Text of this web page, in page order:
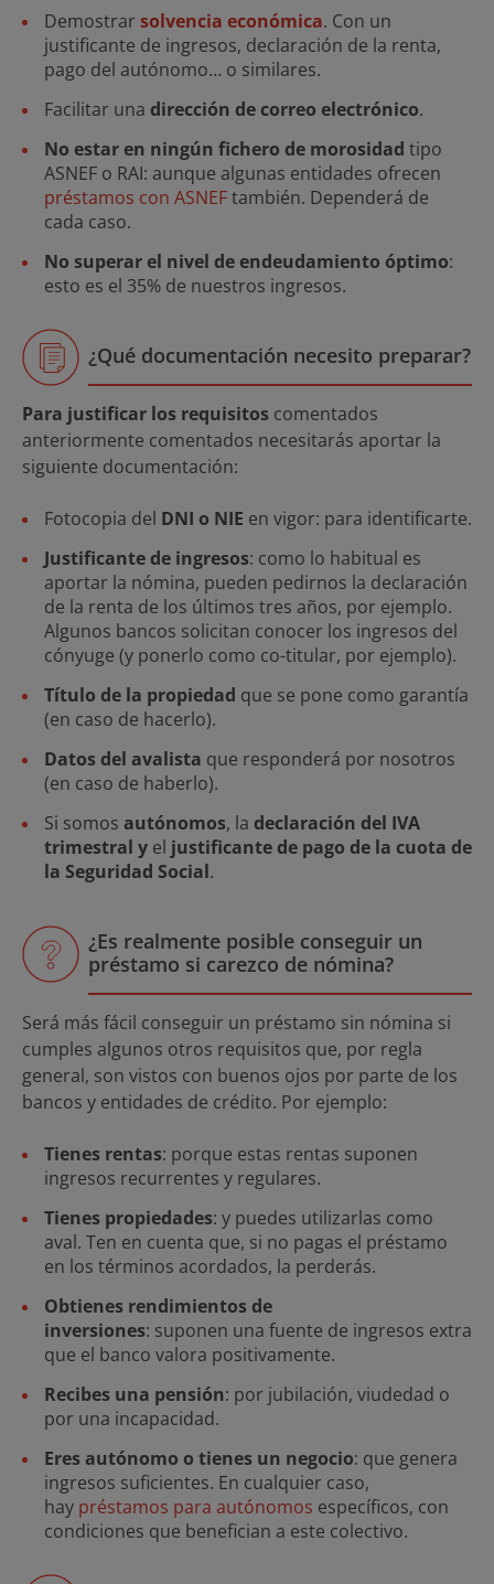
Demostrar solvencia económica. Con un
justificante de ingresos, declaración de la renta,
pago del autónomo… o similares.
Facilitar una dirección de correo electrónico.
No estar en ningún fichero de morosidad tipo
ASNEF o RAI: aunque algunas entidades ofrecen
préstamos con ASNEFtambién. Dependerá de
cada caso.
No superar el nivel de endeudamiento óptimo:
esto es el 35% de nuestros ingresos.
¿Qué documentación necesito preparar?
Para justificar los requisitos comentados
anteriormente comentados necesitarás aportar la
siguiente documentación:
Fotocopia del DNI o NIE en vigor: para identificarte.
Justificante de ingresos: como lo habitual es
aportar la nómina, pueden pedirnos la declaración
de la renta de los últimos tres años, por ejemplo.
Algunos bancos solicitan conocer los ingresos del
cónyuge (y ponerlo como co-titular, por ejemplo).
Título de la propiedad que se pone como garantía
(en caso de hacerlo).
Datos del avalista que responderá por nosotros
(en caso de haberlo).
Si somos autónomos, la declaración del IVA
trimestral y el justificante de pago de la cuota de
la Seguridad Social.
¿Es realmente posible conseguir un
préstamo si carezco de nómina?
Será más fácil conseguir un préstamo sin nómina si
cumples algunos otros requisitos que, por regla
general, son vistos con buenos ojos por parte de los
bancos y entidades de crédito. Por ejemplo:
Tienes rentas: porque estas rentas suponen
ingresos recurrentes y regulares.
Tienes propiedades: y puedes utilizarlas como
aval. Ten en cuenta que, si no pagas el préstamo
en los términos acordados, la perderás.
Obtienes rendimientos de
inversiones: suponen una fuente de ingresos extra
que el banco valora positivamente.
Recibes una pensión: por jubilación, viudedad o
por una incapacidad.
Eres autónomo o tienes un negocio: que genera
ingresos suficientes. En cualquier caso,
hay préstamos para autónomos específicos, con
condiciones que benefician a este colectivo.